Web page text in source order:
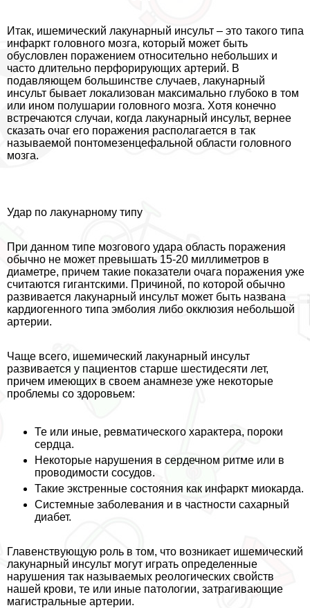
Итак, ишемический лакунарный инсульт – это такого типа
инфаркт головного мозга, который может быть
обусловлен поражением относительно небольших и
часто длительно перфорирующих артерий. В
подавляющем большинстве случаев, лакунарный
инсульт бывает локализован максимально глубоко в том
или ином полушарии головного мозга. Хотя конечно
встречаются случаи, когда лакунарный инсульт, вернее
сказать очаг его поражения располагается в так
называемой понтомезенцефальной области головного
мозга.
Удар по лакунарному типу
При данном типе мозгового удара область поражения
обычно не может превышать 15-20 миллиметров в
диаметре, причем такие показатели очага поражения уже
считаются гигантскими. Причиной, по которой обычно
развивается лакунарный инсульт может быть названа
кардиогенного типа эмболия либо окклюзия небольшой
артерии.
Чаще всего, ишемический лакунарный инсульт
развивается у пациентов старше шестидесяти лет,
причем имеющих в своем анамнезе уже некоторые
проблемы со здоровьем:
Те или иные, ревматического хаpaктера, пороки
сердца.
Некоторые нарушения в сердечном ритме или в
проводимости сосудов.
Такие экстренные состояния как инфаркт миокарда.
Системные заболевания и в частности сахарный
диабет.
Главенствующую роль в том, что возникает ишемический
лакунарный инсульт могут играть определенные
нарушения так называемых реологических свойств
нашей крови, те или иные патологии, затрагивающие
магистральные артерии.